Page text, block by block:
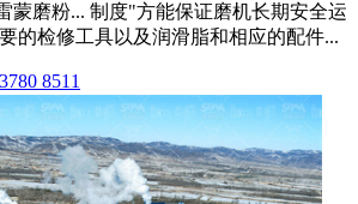
蒙磨粉... 制度"方能保证磨机长期安全运
的检修工具以及润滑脂和相应的配件...
8511